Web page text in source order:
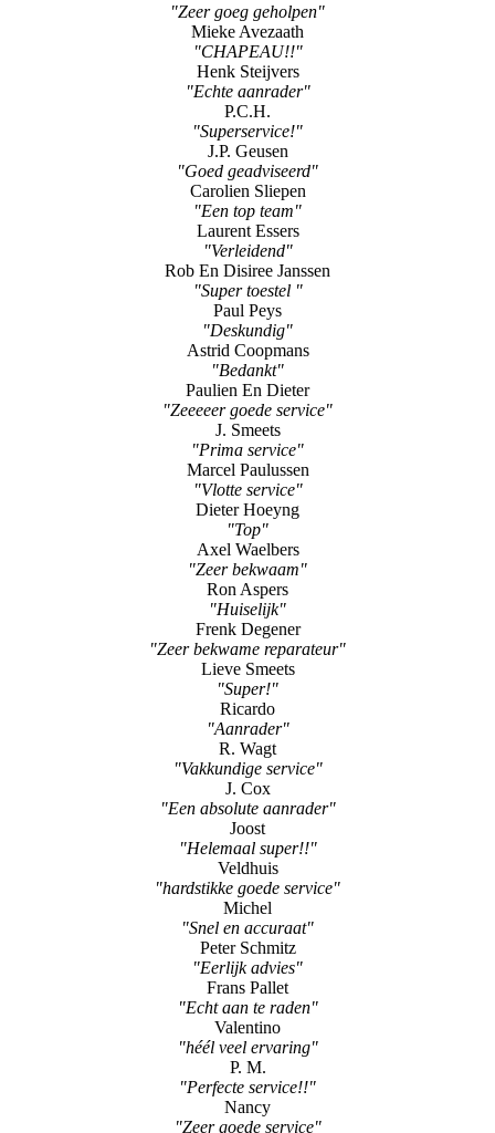
"Zeer goeg geholpen"
Mieke Avezaath
"CHAPEAU!!"
Henk Steijvers
"Echte aanrader"
P.C.H.
"Superservice!"
J.P. Geusen
"Goed geadviseerd"
Carolien Sliepen
"Een top team"
Laurent Essers
"Verleidend"
Rob En Disiree Janssen
"Super toestel "
Paul Peys
"Deskundig"
Astrid Coopmans
"Bedankt"
Paulien En Dieter
"Zeeeeer goede service"
J. Smeets
"Prima service"
Marcel Paulussen
"Vlotte service"
Dieter Hoeyng
"Top"
Axel Waelbers
"Zeer bekwaam"
Ron Aspers
"Huiselijk"
Frenk Degener
"Zeer bekwame reparateur"
Lieve Smeets
"Super!"
Ricardo
"Aanrader"
R. Wagt
"Vakkundige service"
J. Cox
"Een absolute aanrader"
Joost
"Helemaal super!!"
Veldhuis
"hardstikke goede service"
Michel
"Snel en accuraat"
Peter Schmitz
"Eerlijk advies"
Frans Pallet
"Echt aan te raden"
Valentino
"héél veel ervaring"
P. M.
"Perfecte service!!"
Nancy
"Zeer goede service"